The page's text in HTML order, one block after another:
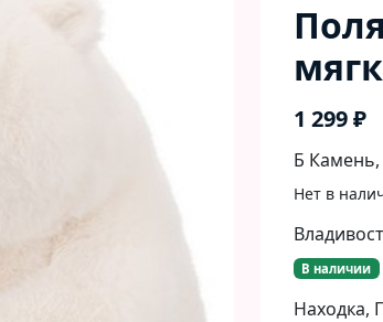
1 299 ₽
Б Камень,
Нет в
В наличии
Находка,